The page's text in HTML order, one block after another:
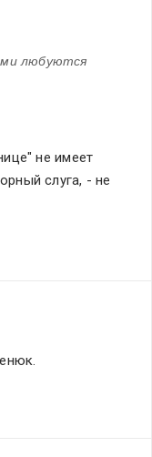
не имеет
слуга, - не